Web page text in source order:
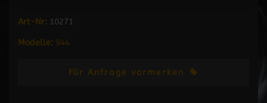
Art-Nr: 10271
Modelle: 944
Für Anfrage vormerken